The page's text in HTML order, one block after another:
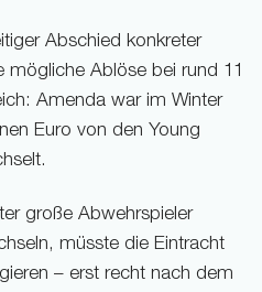
Abschied konkreter
mögliche Ablöse bei rund 11
Amenda war im Winter
Euro von den Young
große Abwehrspieler
müsste die Eintracht
– erst recht nach dem